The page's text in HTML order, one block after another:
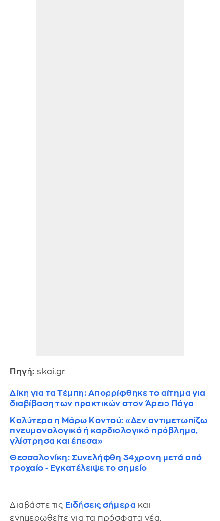
Πηγή: skai.gr
Δίκη για τα Τέμπη: Απορρίφθηκε το αίτημα για
διαβίβαση των πρακτικών στον Άρειο Πάγο
Καλύτερα η Μάρω Κοντού: «Δεν αντιμετωπίζω
πνευμονολογικό ή καρδιολογικό πρόβλημα,
γλίστρησα και έπεσα»
Θεσσαλονίκη: Συνελήφθη 34χρονη μετά από
τροχαίο - Εγκατέλειψε το σημείο
Διαβάστε τις Ειδήσεις σήμερα και
ενημερωθείτε για τα πρόσφατα νέα.